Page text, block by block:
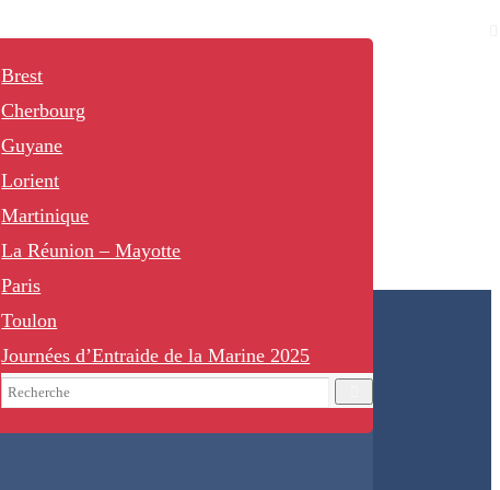
Brest
Cherbourg
Guyane
Lorient
Martinique
La Réunion – Mayotte
Paris
Toulon
Journées d’Entraide de la Marine 2025
Search